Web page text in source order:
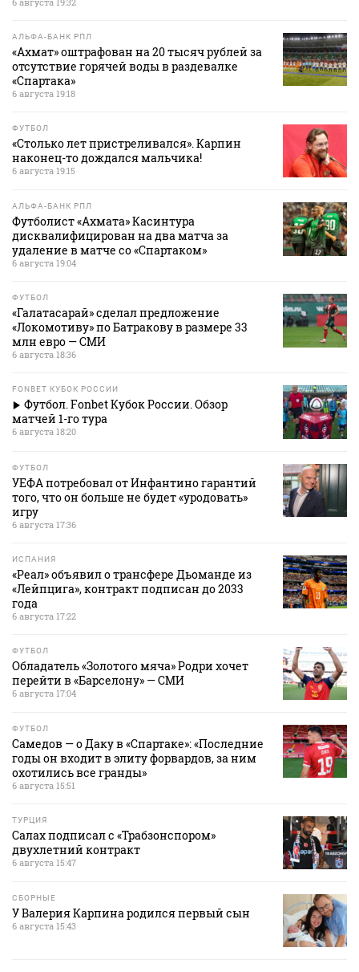
АЛЬФА-БАНК РПЛ
«Ахмат» оштрафован на 20 тысяч рублей за
отсутствие горячей воды в раздевалке
«Спартака»
6 августа 19:18
ФУТБОЛ
«Столько лет пристреливался». Карпин
наконец-то дождался мальчика!
6 августа 19:15
АЛЬФА-БАНК РПЛ
Футболист «Ахмата» Касинтура
дисквалифицирован на два матча за
удаление в матче со «Спартаком»
6 августа 19:04
ФУТБОЛ
«Галатасарай» сделал предложение
«Локомотиву» по Батракову в размере 33
млн евро — СМИ
6 августа 18:36
FONBET КУБОК РОССИИ
Футбол. Fonbet Кубок России. Обзор
матчей 1-го тура
6 августа 18:20
ФУТБОЛ
УЕФА потребовал от Инфантино гарантий
того, что он больше не будет «уродовать»
игру
6 августа 17:36
ИСПАНИЯ
«Реал» объявил о трансфере Дьоманде из
«Лейпцига», контракт подписан до 2033
года
6 августа 17:22
ФУТБОЛ
Обладатель «Золотого мяча» Родри хочет
перейти в «Барселону» — СМИ
6 августа 17:04
ФУТБОЛ
Самедов — о Даку в «Спартаке»: «Последние
годы он входит в элиту форвардов, за ним
охотились все гранды»
6 августа 15:51
ТУРЦИЯ
Салах подписал с «Трабзонспором»
двухлетний контракт
6 августа 15:47
СБОРНЫЕ
У Валерия Карпина родился первый сын
6 августа 15:43